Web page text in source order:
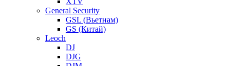
General Security
GSL (Вьетнам)
GS (Китай)
Leoch
DJ
DJG